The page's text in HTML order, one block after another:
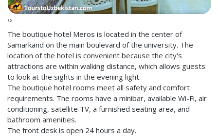
‹›
The boutique hotel Meros is located in the center of
Samarkand on the main boulevard of the university. The
location of the hotel is convenient because the city's
attractions are within walking distance, which allows guests
to look at the sights in the evening light.
The boutique hotel rooms meet all safety and comfort
requirements. The rooms have a minibar, available Wi-Fi, air
conditioning, satellite TV, a furnished seating area, and
bathroom amenities.
The front desk is open 24 hours a day.